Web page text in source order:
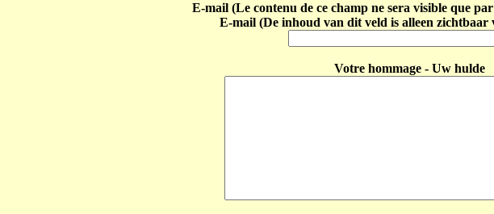
E-mail (Le contenu de ce champ ne sera visible que
E-mail (De inhoud van dit veld is alleen zichtbaar
Votre hommage - Uw hulde